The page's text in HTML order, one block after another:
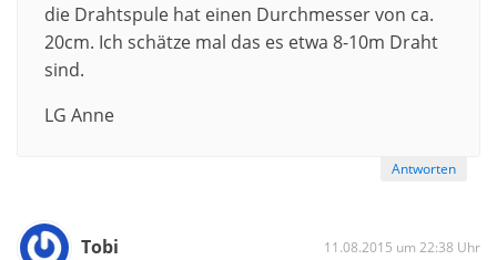
die Drahtspule hat einen Durchmesser von ca.
20cm. Ich schätze mal das es etwa 8-10m Draht
sind.
LG Anne
Antworten
Tobi 11.08.2015 um 22:38 Uhr